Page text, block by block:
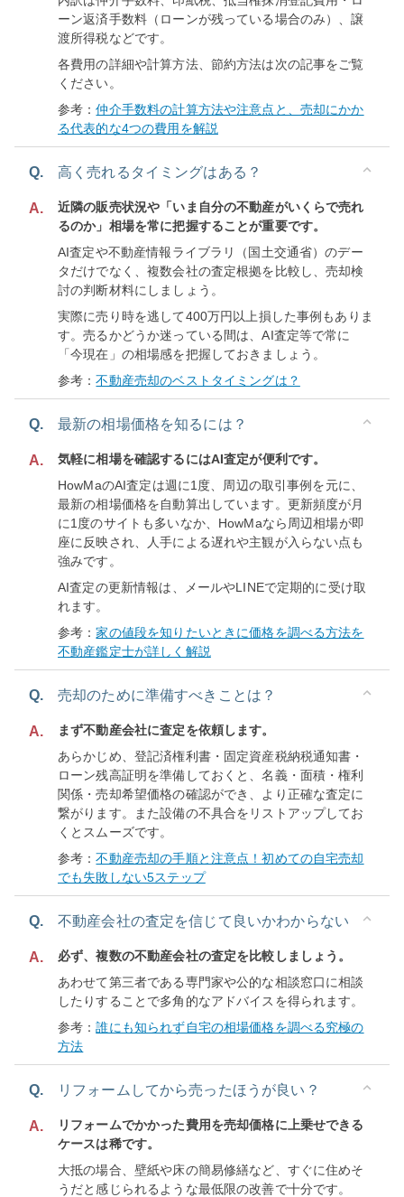
ーン返済手数料（ローンが残っている場合のみ）、譲
渡所得税などです。
各費用の詳細や計算方法、節約方法は次の記事をご覧
ください。
参考：仲介手数料の計算方法や注意点と、売却にかか
る代表的な4つの費用を解説
Q. 高く売れるタイミングはある？
A.
近隣の販売状況や「いま自分の不動産がいくらで売れ
るのか」相場を常に把握することが重要です。
AI査定や不動産情報ライブラリ（国土交通省）のデー
タだけでなく、複数会社の査定根拠を比較し、売却検
討の判断材料にしましょう。
実際に売り時を逃して400万円以上損した事例もありま
す。売るかどうか迷っている間は、AI査定等で常に
「今現在」の相場感を把握しておきましょう。
参考：不動産売却のベストタイミングは？
Q. 最新の相場価格を知るには？
A.
気軽に相場を確認するにはAI査定が便利です。
HowMaのAI査定は週に1度、周辺の取引事例を元に、
最新の相場価格を自動算出しています。更新頻度が月
に1度のサイトも多いなか、HowMaなら周辺相場が即
座に反映され、人手による遅れや主観が入らない点も
強みです。
AI査定の更新情報は、メールやLINEで定期的に受け取
れます。
参考：家の値段を知りたいときに価格を調べる方法を
不動産鑑定士が詳しく解説
Q. 売却のために準備すべきことは？
A.
まず不動産会社に査定を依頼します。
あらかじめ、登記済権利書・固定資産税納税通知書・
ローン残高証明を準備しておくと、名義・面積・権利
関係・売却希望価格の確認ができ、より正確な査定に
繋がります。また設備の不具合をリストアップしてお
くとスムーズです。
参考：不動産売却の手順と注意点！初めての自宅売却
でも失敗しない5ステップ
Q. 不動産会社の査定を信じて良いかわからない
A.
必ず、複数の不動産会社の査定を比較しましょう。
あわせて第三者である専門家や公的な相談窓口に相談
したりすることで多角的なアドバイスを得られます。
参考：誰にも知られず自宅の相場価格を調べる究極の
方法
Q. リフォームしてから売ったほうが良い？
A.
リフォームでかかった費用を売却価格に上乗せできる
ケースは稀です。
大抵の場合、壁紙や床の簡易修繕など、すぐに住めそ
うだと感じられるような最低限の改善で十分です。